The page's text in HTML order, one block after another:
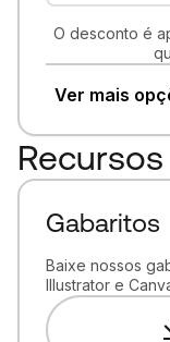
O desconto é
Ver mais
Recursos
Gabaritos
Baixe nossos
Illustrator e